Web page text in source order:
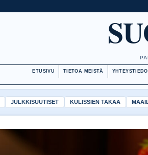
ETUSIVU TIETOA MEISTÄ
JULKKISUUTISET KULISSIEN TAKAA